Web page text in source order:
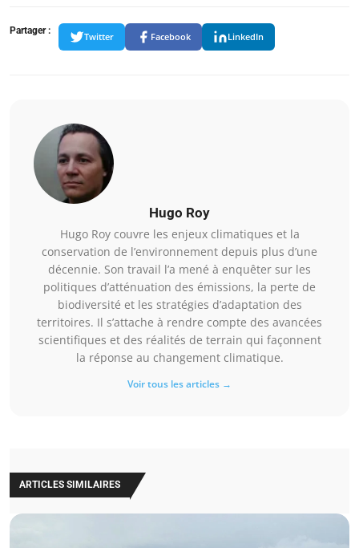
Partager :
Twitter Facebook LinkedIn
Hugo Roy
Hugo Roy couvre les enjeux climatiques et la
conservation de l’environnement depuis plus d’une
décennie. Son travail l’a mené à enquêter sur les
politiques d’atténuation des émissions, la perte de
biodiversité et les stratégies d’adaptation des
territoires. Il s’attache à rendre compte des avancées
scientifiques et des réalités de terrain qui façonnent
la réponse au changement climatique.
Voir tous les articles →
ARTICLES SIMILAIRES